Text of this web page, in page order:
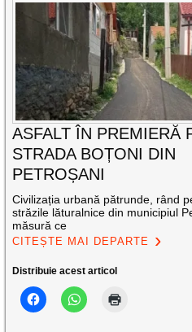
ASFALT ÎN PREMIERĂ
STRADA BOȚONI DIN
PETROȘANI
Civilizația urbană pătrunde, rând
străzile lăturalnice din municipiul
măsură ce
CITEȘTE MAI DEPARTE
Distribuie acest articol